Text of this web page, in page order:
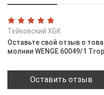
Тейковский ХБК
Оставьте свой отзыв о
молнии WENGE 60049/1
Оставить отзыв